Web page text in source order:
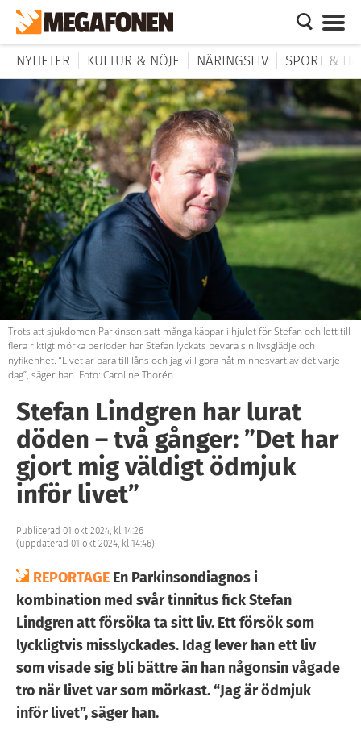
NYHETER KULTUR & NÖJE NÄRINGSLIV SPORT &
Trots att sjukdomen Parkinson satt många käppar i hjulet för Stefan och lett till
flera riktigt mörka perioder har Stefan lyckats bevara sin livsglädje och
nyfikenhet. “Livet är bara till låns och jag vill göra nåt minnesvärt av det varje
dag”, säger han. Foto: Caroline Thorén
Stefan Lindgren har lurat
döden – två gånger: ”Det har
gjort mig väldigt ödmjuk
inför livet”
Publicerad 01 okt 2024, kl 14:26
(uppdaterad 01 okt 2024, kl 14:46)
REPORTAGE En Parkinsondiagnos i
kombination med svår tinnitus fick Stefan
Lindgren att försöka ta sitt liv. Ett försök som
lyckligtvis misslyckades. Idag lever han ett liv
som visade sig bli bättre än han någonsin vågade
tro när livet var som mörkast. “Jag är ödmjuk
inför livet”, säger han.